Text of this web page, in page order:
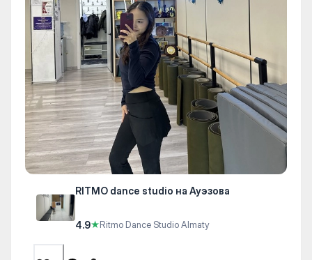
RITMO dance studio на Ауэзова
4.9★Ritmo Dance Studio Almaty